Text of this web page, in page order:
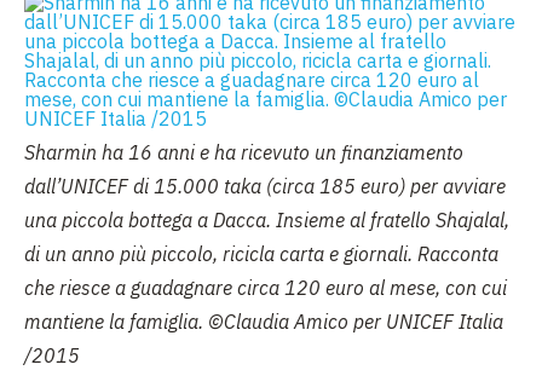
Sharmin ha 16 anni e ha ricevuto un finanziamento
dall’UNICEF di 15.000 taka (circa 185 euro) per avviare
una piccola bottega a Dacca. Insieme al fratello Shajalal,
di un anno più piccolo, ricicla carta e giornali. Racconta
che riesce a guadagnare circa 120 euro al mese, con cui
mantiene la famiglia. ©Claudia Amico per UNICEF Italia
/2015